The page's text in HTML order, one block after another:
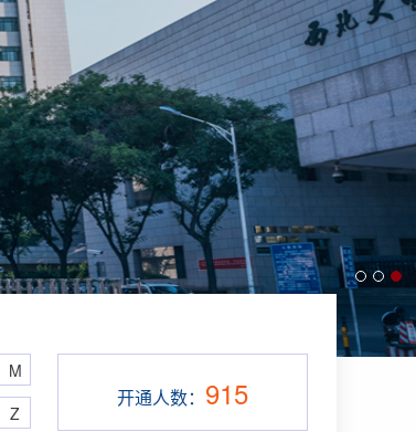
M
Z
开通人数： 915